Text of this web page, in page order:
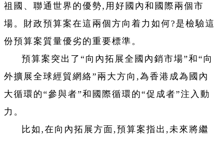
祖國、聯通世界的優勢,用好國內和國際兩個市
場。財政預算案在這兩個方向着力如何?是檢驗這
份預算案質量優劣的重要標準。
預算案突出了“向內拓展全國內銷市場”和“向
外擴展全球經貿網絡”兩大方向,為香港成為國內
大循環的“參與者”和國際循環的“促成者”注入動
力。
比如,在向內拓展方面,預算案指出,未來將繼